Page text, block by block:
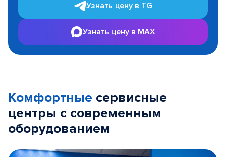
Узнать цену в TG
Узнать цену в MAX
Комфортные сервисные
центры с современным
оборудованием